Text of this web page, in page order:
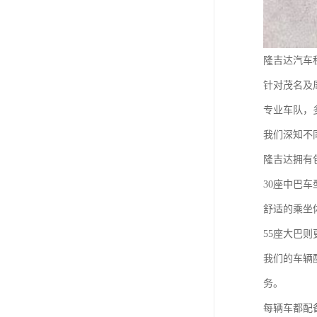
隆吉达汽车
针对茂名及
专业车队，
我们深知不
隆吉达拥有
30座中巴车
舒适的乘坐
55座大巴则
我们的车辆
务。
每辆车都配